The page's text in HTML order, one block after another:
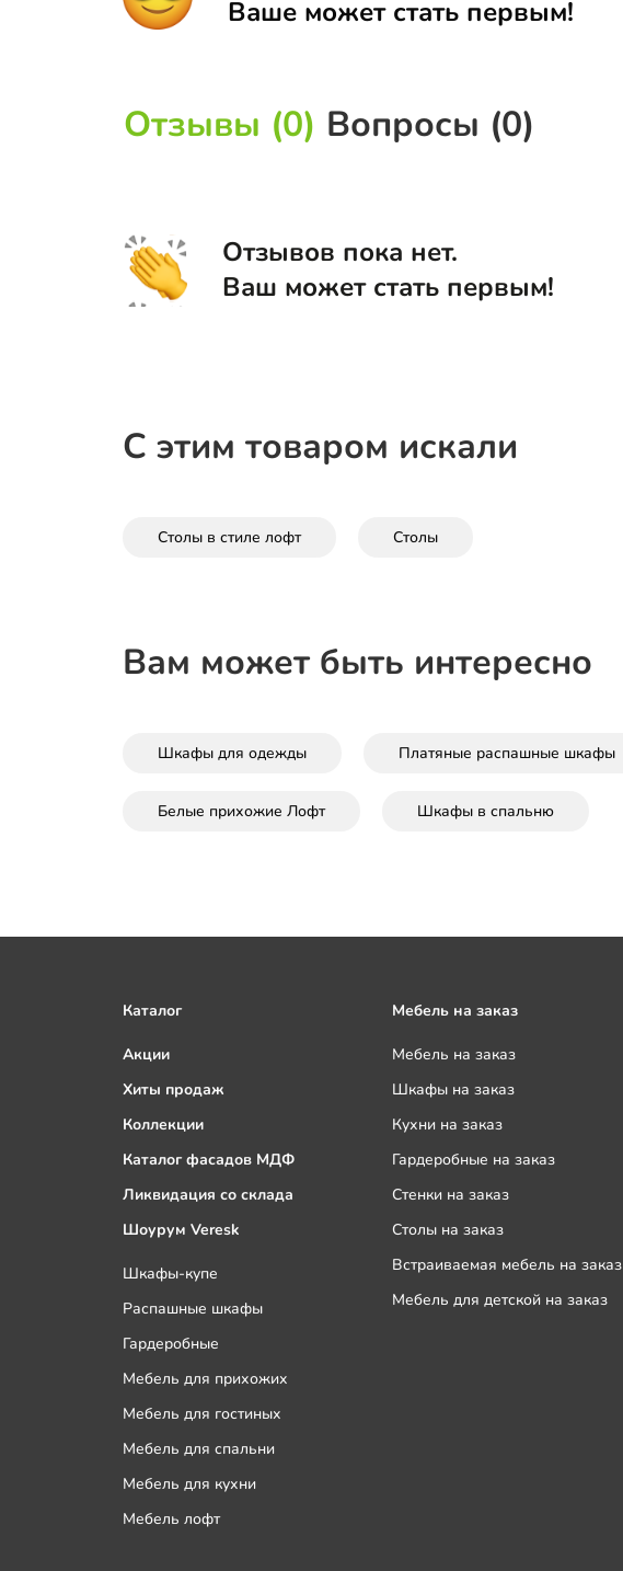
Ваше может стать первым!
Отзывы (0) Вопросы (0)
Отзывов пока нет.
Ваш может стать первым!
С этим товаром искали
Столы в стиле лофт Столы
Вам может быть интересно
Шкафы для одежды Платяные распашные шкафы
Белые прихожие Лофт Шкафы в спальню
Каталог
Акции
Хиты продаж
Коллекции
Каталог фасадов МДФ
Ликвидация со склада
Шоурум Veresk
Шкафы-купе
Распашные шкафы
Гардеробные
Мебель для прихожих
Мебель для гостиных
Мебель для спальни
Мебель для кухни
Мебель лофт
Мебель на заказ
Мебель на заказ
Шкафы на заказ
Кухни на заказ
Гардеробные на заказ
Стенки на заказ
Столы на заказ
Встраиваемая мебель на заказ
Мебель для детской на заказ